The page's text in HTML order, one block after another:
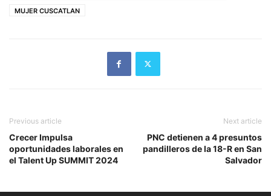
MUJER CUSCATLAN
Previous article
Crecer Impulsa
oportunidades laborales en
el Talent Up SUMMIT 2024
Next article
PNC detienen a 4 presuntos
pandilleros de la 18-R en San
Salvador